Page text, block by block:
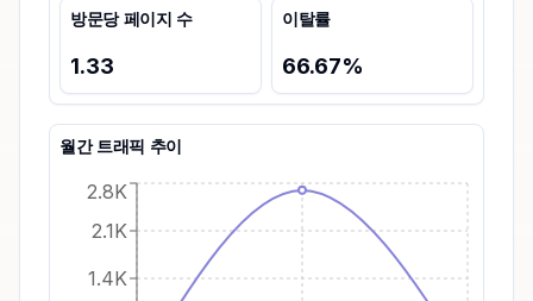
방문당 페이지 수
1.33
이탈률
66.67%
월간 트래픽 추이
1.4K
2.1K
2.8K